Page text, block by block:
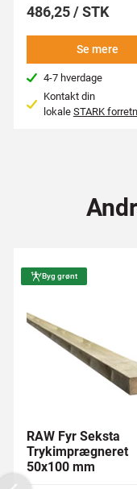
486,25 / STK
Se mere
4-7 hverdage
Kontakt din
lokale STARK
Byg grønt
RAW Fyr Seksta
Trykimprægneret
50x100 mm